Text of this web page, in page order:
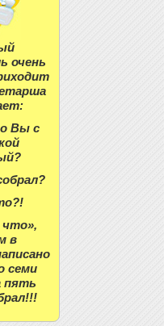
очень
Вы с
что»,
в
семи
пять